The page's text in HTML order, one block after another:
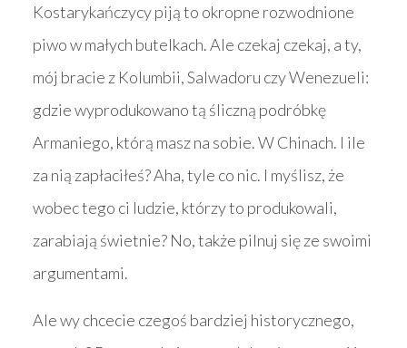
Kostarykańczycy piją to okropne rozwodnione
piwo w małych butelkach. Ale czekaj czekaj, a ty,
mój bracie z Kolumbii, Salwadoru czy Wenezueli:
gdzie wyprodukowano tą śliczną podróbkę
Armaniego, którą masz na sobie. W Chinach. I ile
za nią zapłaciłeś? Aha, tyle co nic. I myślisz, że
wobec tego ci ludzie, którzy to produkowali,
zarabiają świetnie? No, także pilnuj się ze swoimi
argumentami.
Ale wy chcecie czegoś bardziej historycznego,